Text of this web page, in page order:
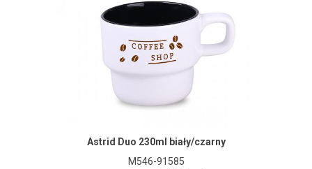
Astrid Duo 230ml biały/czarny
M546-91585